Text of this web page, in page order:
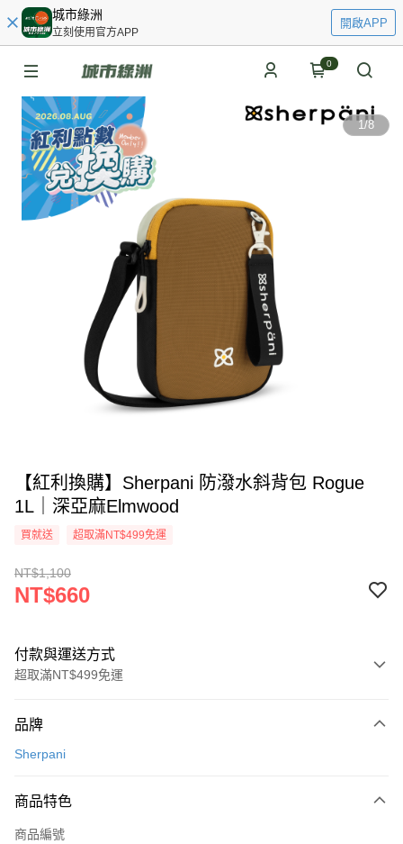
城市綠洲
立刻使用官方APP
開啟APP
0
1/8
【紅利換購】Sherpani 防潑水斜背包 Rogue
1L｜深亞麻Elmwood
買就送 超取滿NT$499免運
NT$1,100
NT$660
付款與運送方式
超取滿NT$499免運
信用卡一次付款
LINE Pay
Apple Pay
品牌
Sherpani
商品特色
商品編號